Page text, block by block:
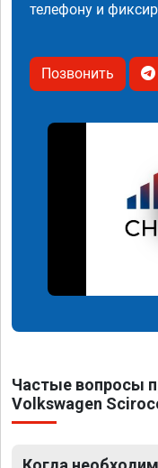
телефону и
Позвонить
Частые вопросы
Volkswagen